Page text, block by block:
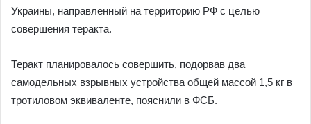
Украины, направленный на территорию РФ с целью
совершения теракта.
Теракт планировалось совершить, подорвав два
самодельных взрывных устройства общей массой 1,5 кг в
тротиловом эквиваленте, пояснили в ФСБ.